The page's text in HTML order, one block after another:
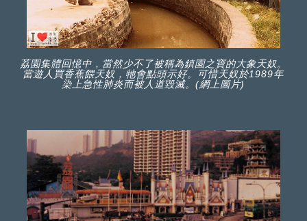
荔園集體回憶中，當然少不了被稱為鎮園之寶的大象天奴。
當遊人買香蕉餵天奴，牠會點頭示好。可惜天奴於1989年
染上急性肺炎而被人道毀滅。(網上圖片)